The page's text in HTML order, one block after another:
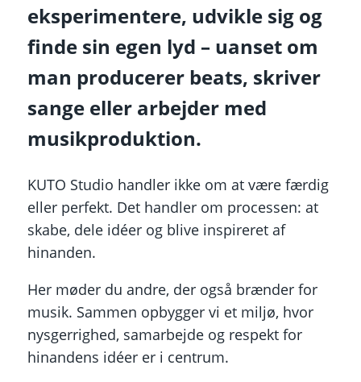
eksperimentere, udvikle sig og
finde sin egen lyd – uanset om
man producerer beats, skriver
sange eller arbejder med
musikproduktion.
KUTO Studio handler ikke om at være færdig
eller perfekt. Det handler om processen: at
skabe, dele idéer og blive inspireret af
hinanden.
Her møder du andre, der også brænder for
musik. Sammen opbygger vi et miljø, hvor
nysgerrighed, samarbejde og respekt for
hinandens idéer er i centrum.